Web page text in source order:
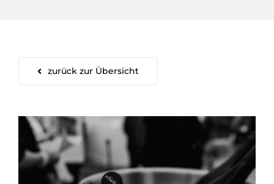
zurück zur Übersicht